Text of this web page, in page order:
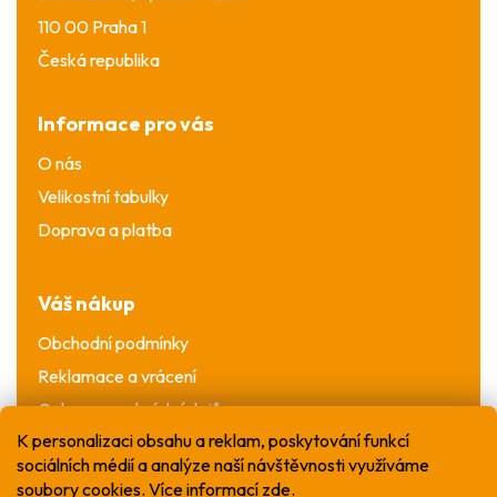
K personalizaci obsahu a reklam, poskytování funkcí
sociálních médií a analýze naší návštěvnosti využíváme
soubory cookies. Více informací zde.
110 00 Praha 1
Česká republika
Informace pro vás
O nás
Velikostní tabulky
Doprava a platba
Váš nákup
Obchodní podmínky
Reklamace a vrácení
Ochrana osobních údajů